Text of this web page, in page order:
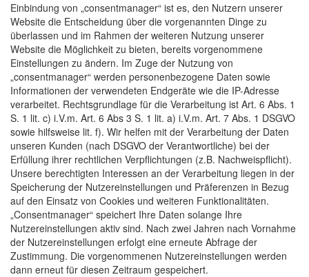
Einbindung von „consentmanager“ ist es, den Nutzern unserer
Website die Entscheidung über die vorgenannten Dinge zu
überlassen und im Rahmen der weiteren Nutzung unserer
Website die Möglichkeit zu bieten, bereits vorgenommene
Einstellungen zu ändern. Im Zuge der Nutzung von
„consentmanager“ werden personenbezogene Daten sowie
Informationen der verwendeten Endgeräte wie die IP-Adresse
verarbeitet. Rechtsgrundlage für die Verarbeitung ist Art. 6 Abs. 1
S. 1 lit. c) i.V.m. Art. 6 Abs 3 S. 1 lit. a) i.V.m. Art. 7 Abs. 1 DSGVO
sowie hilfsweise lit. f). Wir helfen mit der Verarbeitung der Daten
unseren Kunden (nach DSGVO der Verantwortliche) bei der
Erfüllung ihrer rechtlichen Verpflichtungen (z.B. Nachweispflicht).
Unsere berechtigten Interessen an der Verarbeitung liegen in der
Speicherung der Nutzereinstellungen und Präferenzen in Bezug
auf den Einsatz von Cookies und weiteren Funktionalitäten.
„Consentmanager“ speichert Ihre Daten solange Ihre
Nutzereinstellungen aktiv sind. Nach zwei Jahren nach Vornahme
der Nutzereinstellungen erfolgt eine erneute Abfrage der
Zustimmung. Die vorgenommenen Nutzereinstellungen werden
dann erneut für diesen Zeitraum gespeichert.